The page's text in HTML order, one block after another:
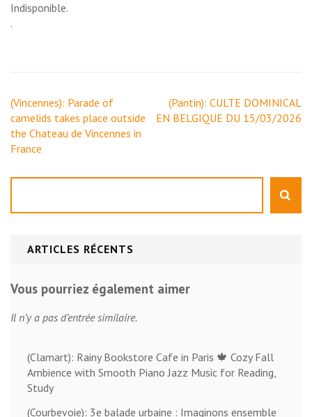
Indisponible.
.
Navigation
de
l’article
(Vincennes): Parade of
camelids takes place outside
the Chateau de Vincennes in
France
(Pantin): CULTE DOMINICAL
EN BELGIQUE DU 15/03/2026
ARTICLES RÉCENTS
Vous pourriez également aimer
Il n’y a pas d’entrée similaire.
(Clamart): Rainy Bookstore Cafe in Paris 🍁 Cozy Fall
Ambience with Smooth Piano Jazz Music for Reading,
Study
(Courbevoie): 3e balade urbaine : Imaginons ensemble